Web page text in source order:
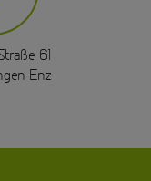
61
Enz